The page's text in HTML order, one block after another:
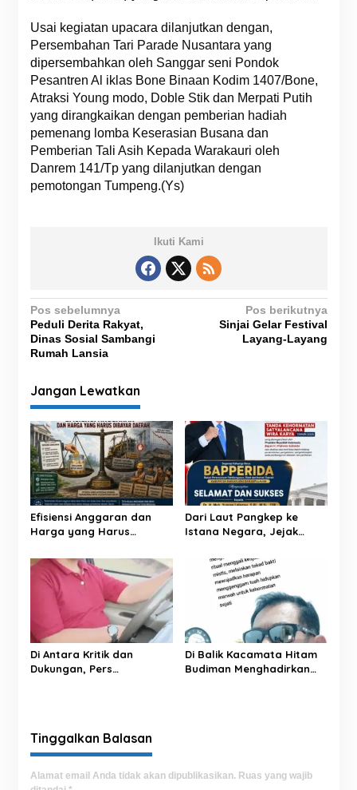
Usai kegiatan upacara dilanjutkan dengan,
Persembahan Tari Parade Nusantara yang
dipersembahkan oleh Sanggar seni Pondok
Pesantren Al iklas Bone Binaan Kodim 1407/Bone,
Atraksi Young modo, Doble Stik dan Merpati Putih
yang dirangkaikan dengan pemberian hadiah
pemenang lomba Keserasian Busana dan
Pemberian Tali Asih Kepada Warakauri oleh
Danrem 141/Tp yang dilanjutkan dengan
pemotongan Tumpeng.(Ys)
Ikuti Kami
N
a
v
i
g
a
s
i
p
o
s
Pos sebelumnya
Peduli Derita Rakyat,
Dinas Sosial Sambangi
Rumah Lansia
Pos berikutnya
Sinjai Gelar Festival
Layang-Layang
Jangan Lewatkan
Efisiensi Anggaran dan
Harga yang Harus
Dari Laut Pangkep ke
Istana Negara, Jejak
Berbuah Satyalancana
Di Antara Kritik dan
Dukungan, Pers
Di Balik Kacamata Hitam
Budiman Menghadirkan
Tinggalkan Balasan
Alamat email Anda tidak akan dipublikasikan. Ruas yang wajib